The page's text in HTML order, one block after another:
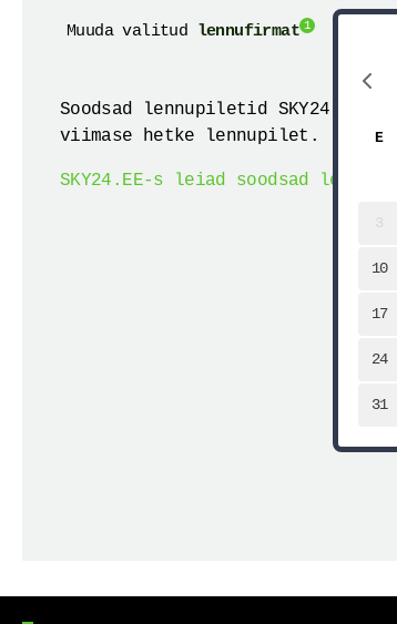
E
3
10
17
24
31
Muuda valitud lennufirmat 1
Soodsad lennupiletid
viimase hetke lennupilet.
SKY24.EE-s leiad soodsad